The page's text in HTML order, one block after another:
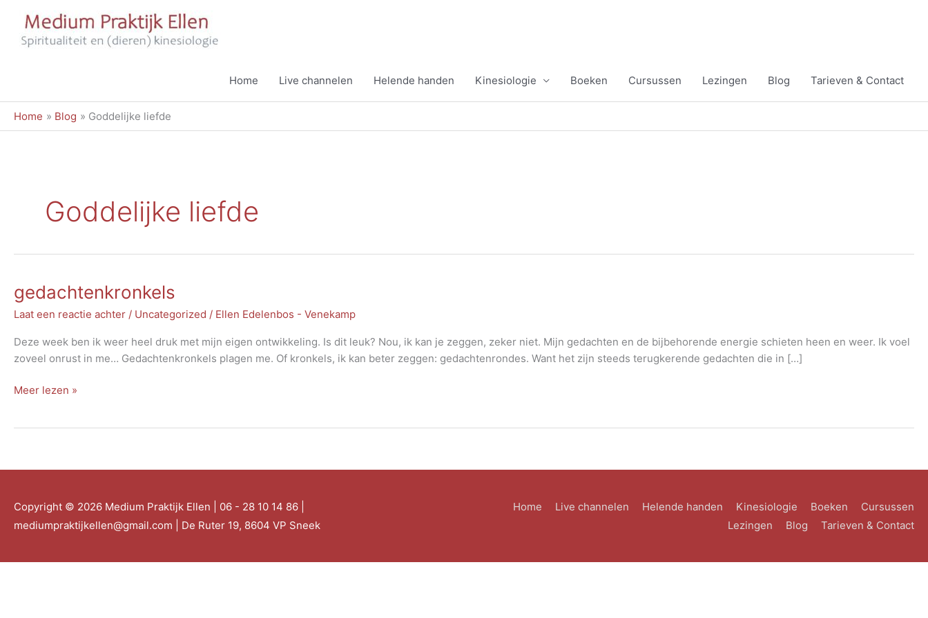
Home
Live channelen Helende handen Kinesiologie Boeken Cursussen Lezingen Blog Tarieven & Contact
Home Blog Goddelijke liefde
Goddelijke liefde
gedachtenkronkels
Laat een reactie achter / Uncategorized / Ellen Edelenbos - Venekamp
Deze week ben ik weer heel druk met mijn eigen ontwikkeling. Is dit leuk? Nou, ik kan je zeggen, zeker niet. Mijn gedachten en de bijbehorende energie schieten heen en weer. Ik voel
zoveel onrust in me… Gedachtenkronkels plagen me. Of kronkels, ik kan beter zeggen: gedachtenrondes. Want het zijn steeds terugkerende gedachten die in […]
gedachtenkronkels
Meer lezen »
Copyright © 2026 Medium Praktijk Ellen | 06 - 28 10 14 86 |
mediumpraktijkellen@gmail.com | De Ruter 19, 8604 VP Sneek
Home Live channelen Helende handen Kinesiologie Boeken
Cursussen
Lezingen
Blog Tarieven & Contact